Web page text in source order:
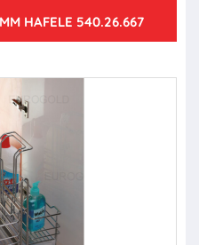
HAFELE 540.26.667